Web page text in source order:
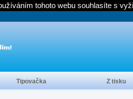
Tipovačka Z tisku
tohoto webu souhlasíte s